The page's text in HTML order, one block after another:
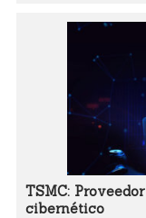
TSMC:
cibernético